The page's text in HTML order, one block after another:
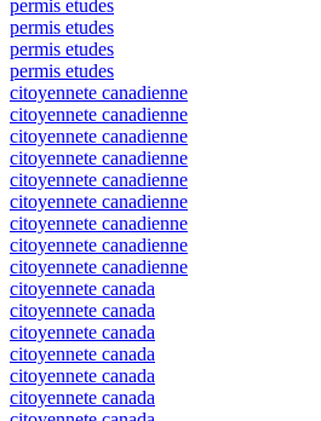
permis etudes
permis etudes
permis etudes
permis etudes
citoyennete canadienne
citoyennete canadienne
citoyennete canadienne
citoyennete canadienne
citoyennete canadienne
citoyennete canadienne
citoyennete canadienne
citoyennete canadienne
citoyennete canadienne
citoyennete canada
citoyennete canada
citoyennete canada
citoyennete canada
citoyennete canada
citoyennete canada